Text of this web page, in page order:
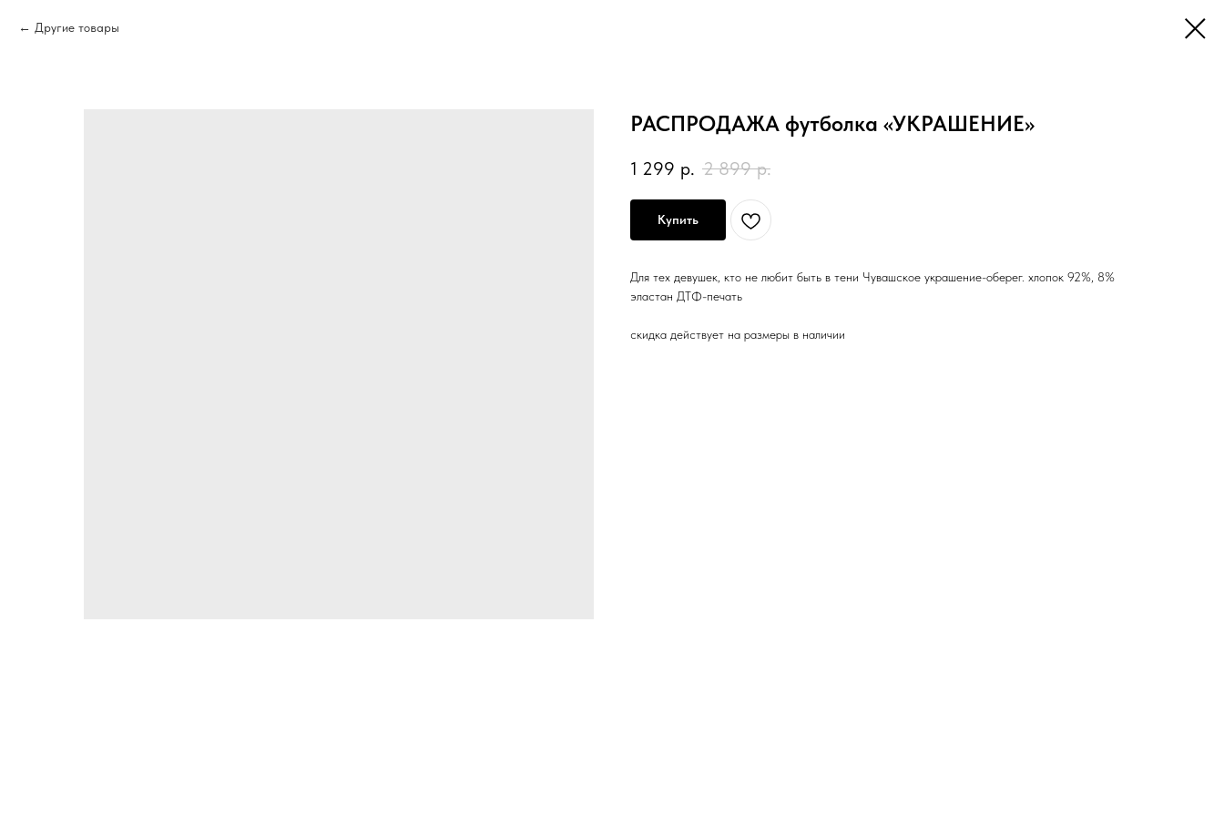
Другие товары
РАСПРОДАЖА футболка «УКРАШЕНИЕ»
1 299 р. 2 899 р.
Купить
Для тех девушек, кто не любит быть в тени Чувашское украшение-оберег. хлопок 92%, 8%
эластан ДТФ-печать
скидка действует на размеры в наличии